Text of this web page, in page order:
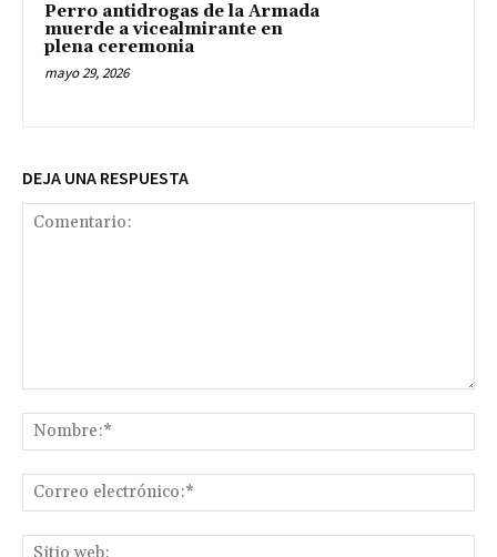
Perro antidrogas de la Armada
muerde a vicealmirante en
plena ceremonia
mayo 29, 2026
DEJA UNA RESPUESTA